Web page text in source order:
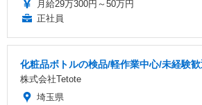
月給29万300円～50万円
正社員
化粧品ボトルの検品/軽作業中心/未経験
株式会社Tetote
埼玉県